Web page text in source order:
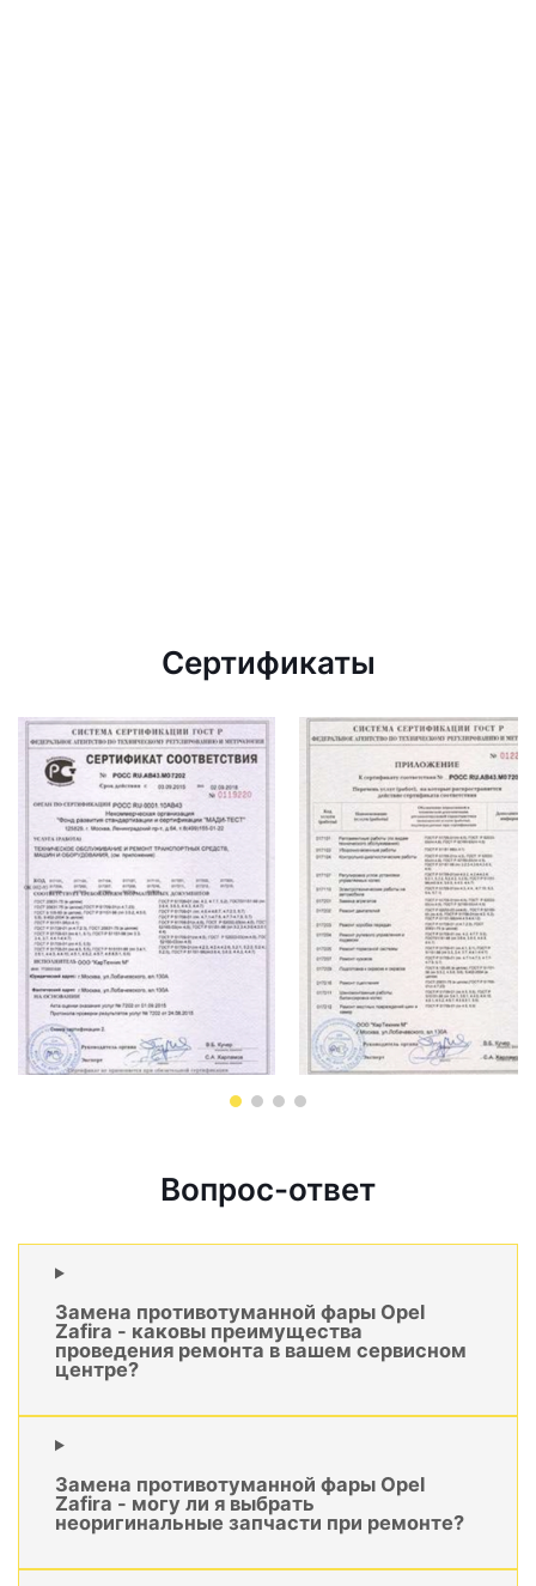
Сертификаты
Вопрос-ответ
Замена противотуманной фары Opel
Zafira - каковы преимущества
проведения ремонта в вашем сервисном
центре?
Замена противотуманной фары Opel
Zafira - могу ли я выбрать
неоригинальные запчасти при ремонте?